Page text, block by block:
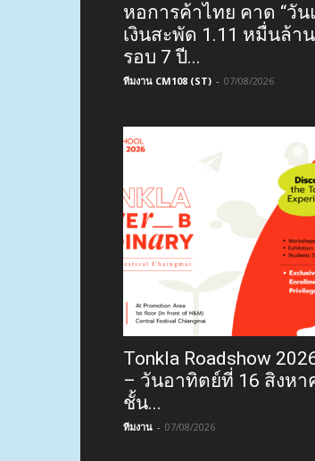
หอการค้าไทย คาด “วัน
เงินสะพัด 1.11 หมื่นล้า
รอบ 7 ปี...
ทีมงาน CM108 (ST) - 07/08/2026
Tonkla Roadshow
– วันอาทิตย์ที่ 16 สิงหา
ชั้น...
ทีมงาน - 07/08/2026